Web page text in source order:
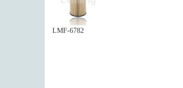
LMF-6782